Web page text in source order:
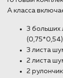
А класса
3
3 листа
2 листа
2